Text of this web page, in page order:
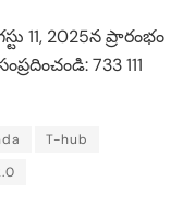
11, 2025న ప్రారంభం
733 111
T-hub